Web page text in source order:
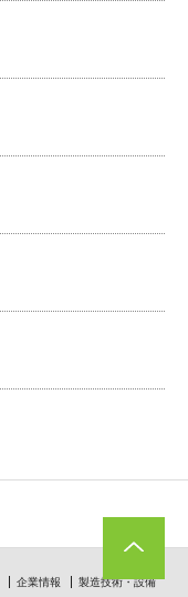
企業情報 製造技術・設備